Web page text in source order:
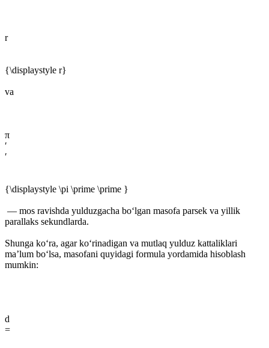
r
{\displaystyle r}
va
π
′
′
{\displaystyle \pi \prime \prime }
— mos ravishda yulduzgacha boʻlgan masofa parsek va yillik
parallaks sekundlarda.
Shunga koʻra, agar koʻrinadigan va mutlaq yulduz kattaliklari
maʼlum boʻlsa, masofani quyidagi formula yordamida hisoblash
mumkin:
d
=